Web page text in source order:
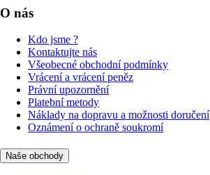
O nás
Kdo jsme ?
Kontaktujte nás
Všeobecné obchodní podmínky
Vrácení a vrácení peněz
Právní upozornění
Platební metody
Náklady na dopravu a možnosti doručení
Oznámení o ochraně soukromí
Naše obchody